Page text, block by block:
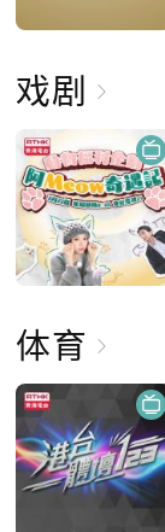
戏剧
体育